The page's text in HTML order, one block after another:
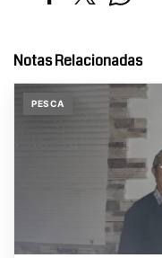
Notas Relacionadas
PESCA